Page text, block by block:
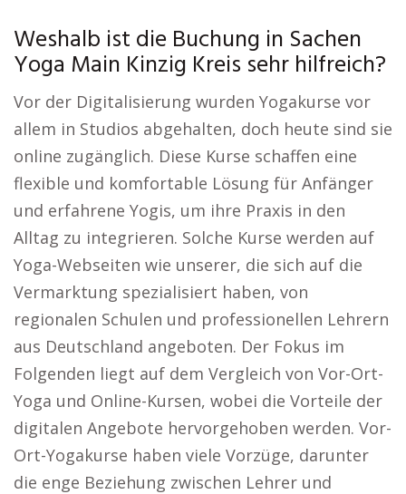
Weshalb ist die Buchung in Sachen
Yoga Main Kinzig Kreis sehr hilfreich?
Vor der Digitalisierung wurden Yogakurse vor
allem in Studios abgehalten, doch heute sind sie
online zugänglich. Diese Kurse schaffen eine
flexible und komfortable Lösung für Anfänger
und erfahrene Yogis, um ihre Praxis in den
Alltag zu integrieren. Solche Kurse werden auf
Yoga-Webseiten wie unserer, die sich auf die
Vermarktung spezialisiert haben, von
regionalen Schulen und professionellen Lehrern
aus Deutschland angeboten. Der Fokus im
Folgenden liegt auf dem Vergleich von Vor-Ort-
Yoga und Online-Kursen, wobei die Vorteile der
digitalen Angebote hervorgehoben werden. Vor-
Ort-Yogakurse haben viele Vorzüge, darunter
die enge Beziehung zwischen Lehrer und